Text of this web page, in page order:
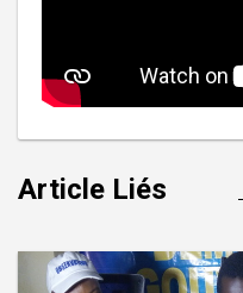
Article Liés